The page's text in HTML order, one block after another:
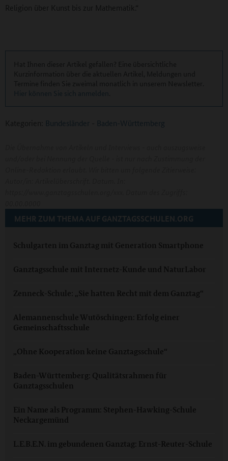
Religion über Kunst bis zur Mathematik.“
Hier können Sie sich anmelden
Kategorien: Bundesländer - Baden-Württemberg
MEHR ZUM THEMA AUF GANZTAGSSCHULEN.ORG
Schulgarten im Ganztag mit Generation Smartphone
Ganztagsschule mit Internetz-Kunde und NaturLabor
Zenneck-Schule: „Sie hatten Recht mit dem Ganztag“
Alemannenschule Wutöschingen: Erfolg einer
Gemeinschaftsschule
„Ohne Kooperation keine Ganztagsschule“
Baden-Württemberg: Qualitätsrahmen für
Ganztagsschulen
Ein Name als Programm: Stephen-Hawking-Schule
Neckargemünd
L.E.B.E.N. im gebundenen Ganztag: Ernst-Reuter-Schule